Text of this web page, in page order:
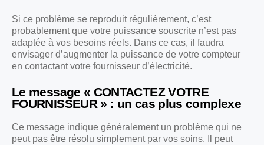
Si ce problème se reproduit régulièrement, c’est
probablement que votre puissance souscrite n’est pas
adaptée à vos besoins réels. Dans ce cas, il faudra
envisager d’augmenter la puissance de votre compteur
en contactant votre fournisseur d’électricité.
Le message « CONTACTEZ VOTRE
FOURNISSEUR » : un cas plus complexe
Ce message indique généralement un problème qui ne
peut pas être résolu simplement par vos soins. Il peut